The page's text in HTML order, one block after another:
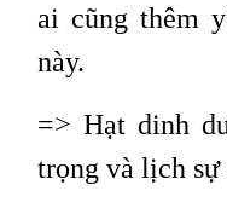
ai cũng thêm
này.
=> Hạt dinh
trọng và lịch sự